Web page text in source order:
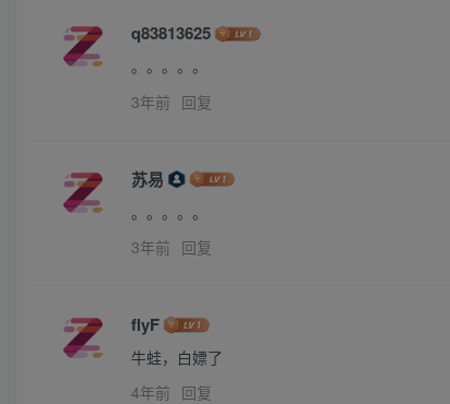
q83813625
。。。。。
3年前 回复
苏易
。。。。。
3年前 回复
flyF
牛蛙，白嫖了
4年前 回复